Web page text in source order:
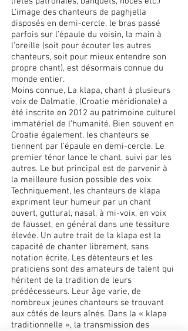
L'image des chanteurs de paghjella
disposés en demi-cercle, le bras passé
parfois sur l'épaule du voisin, la main à
l'oreille (soit pour écouter les autres
chanteurs, soit pour mieux entendre son
propre chant), est désormais connue du
monde entier.
Moins connue, La klapa, chant à plusieurs
voix de Dalmatie, (Croatie méridionale) a
été inscrite en 2012 au patrimoine culturel
immatériel de l’humanité. Bien souvent en
Croatie également, les chanteurs se
tiennent par l’épaule en demi-cercle. Le
premier ténor lance le chant, suivi par les
autres. Le but principal est de parvenir à
la meilleure fusion possible des voix.
Techniquement, les chanteurs de klapa
expriment leur humeur par un chant
ouvert, guttural, nasal, à mi-voix, en voix
de fausset, en général dans une tessiture
élevée. Un autre trait de la klapa est la
capacité de chanter librement, sans
notation écrite. Les détenteurs et les
praticiens sont des amateurs de talent qui
héritent de la tradition de leurs
prédécesseurs. Leur âge varie, de
nombreux jeunes chanteurs se trouvant
aux côtés de leurs aînés. Dans la « klapa
traditionnelle », la transmission des